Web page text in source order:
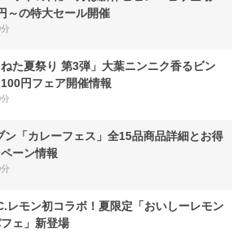
～の特大セール開催
た夏祭り 第3弾」大葉ニンニク香るビン
円フェア開催情報
ン「カレーフェス」全15品商品詳細とお得
ーン情報
レモン初コラボ！夏限定「おいしーレモン
ェ」新登場